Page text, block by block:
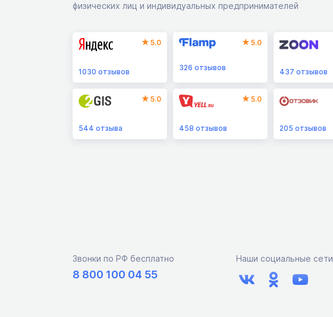
физических лиц и индивидуальных предпринимателей
5.0
1030 отзывов
5.0
326 отзывов 437 отзывов
5.0
544 отзыва
5.0
458 отзывов 205 отзывов
Звонки по РФ бесплатно
8 800 100 04 55
Наши социальные сети